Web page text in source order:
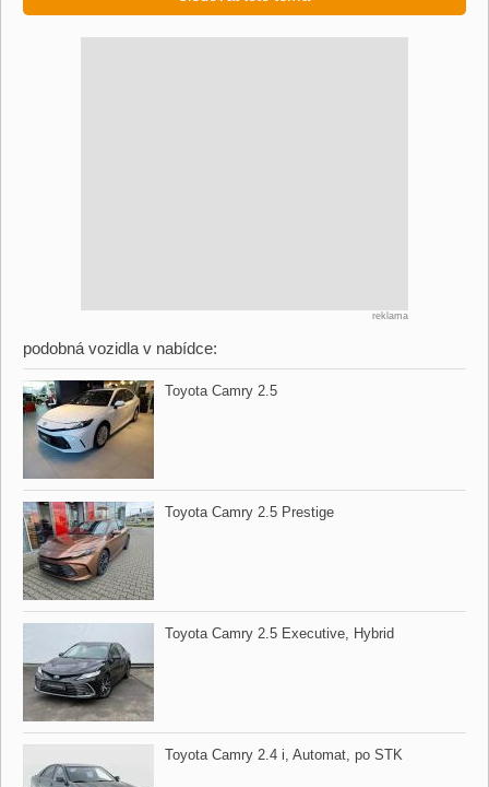
reklama
podobná vozidla v nabídce:
Toyota Camry 2.5
Toyota Camry 2.5 Prestige
Toyota Camry 2.5 Executive,​ Hybrid
Toyota Camry 2.4 i,​ Automat,​ po STK